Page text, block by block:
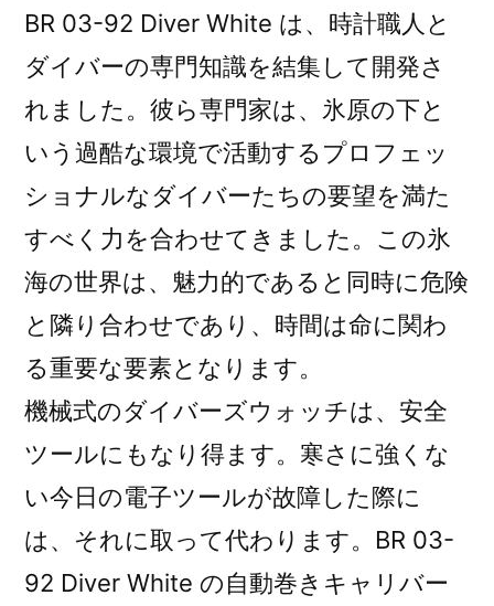
BR 03-92 Diver White は、時計職人と
ダイバーの専門知識を結集して開発さ
れました。彼ら専門家は、氷原の下と
いう過酷な環境で活動するプロフェッ
ショナルなダイバーたちの要望を満た
すべく力を合わせてきました。この氷
海の世界は、魅力的であると同時に危険
と隣り合わせであり、時間は命に関わ
る重要な要素となります。
機械式のダイバーズウォッチは、安全
ツールにもなり得ます。寒さに強くな
い今日の電子ツールが故障した際に
は、それに取って代わります。BR 03-
92 Diver White の自動巻きキャリバー